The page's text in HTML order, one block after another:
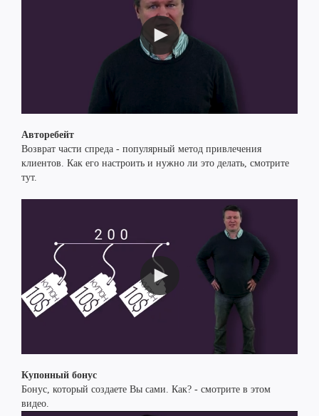
Авторебейт
Возврат части спреда - популярный метод привлечения
клиентов. Как его настроить и нужно ли это делать, смотрите
тут.
Купонный бонус
Бонус, который создаете Вы сами. Как? - смотрите в этом
видео.